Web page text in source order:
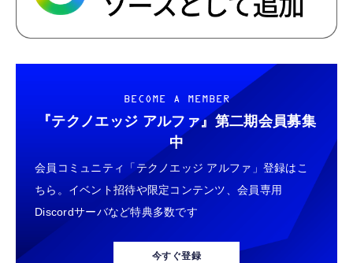
BECOME A MEMBER
『テクノエッジ アルファ』 第二期会員募集
中
会員コミュニティ「テクノエッジ アルファ」登録はこ
ちら。イベント招待や限定コンテンツ、会員専用
Discordサーバなど特典多数です
今すぐ登録